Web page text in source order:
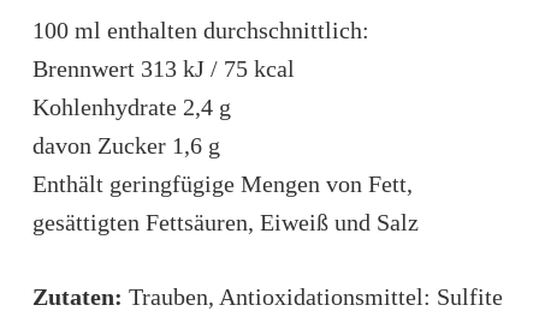
100 ml enthalten durchschnittlich:
Brennwert 313 kJ / 75 kcal
Kohlenhydrate 2,4 g
davon Zucker 1,6 g
Enthält geringfügige Mengen von Fett,
gesättigten Fettsäuren, Eiweiß und Salz
Zutaten: Trauben, Antioxidationsmittel: Sulfite